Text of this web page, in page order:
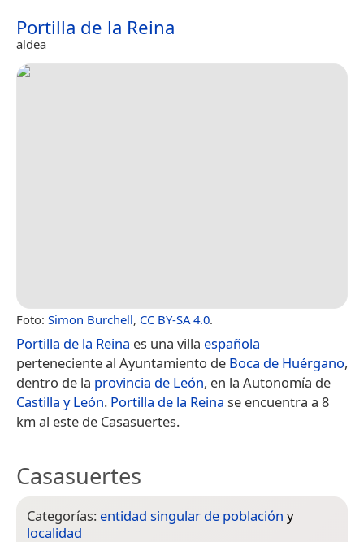
Portilla de la Reina
aldea
Foto: Simon Burchell, CC BY-SA 4.0.
Portilla de la Reina es una villa española
perteneciente al Ayuntamiento de Boca de Huérgano,
dentro de la provincia de León, en la Autonomía de
Castilla y León. Portilla de la Reina se encuentra a 8
km al este de Casasuertes.
Casasuertes
Categorías: entidad singular de población y
localidad